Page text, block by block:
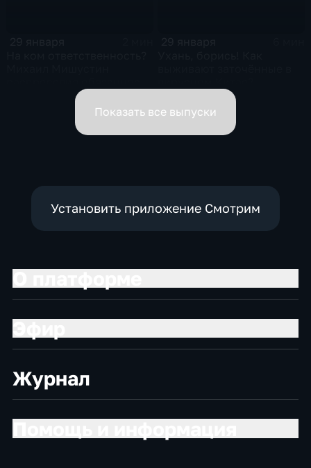
вице-премьеров
Показать все выпуски
Установить приложение Смотрим
Журнал